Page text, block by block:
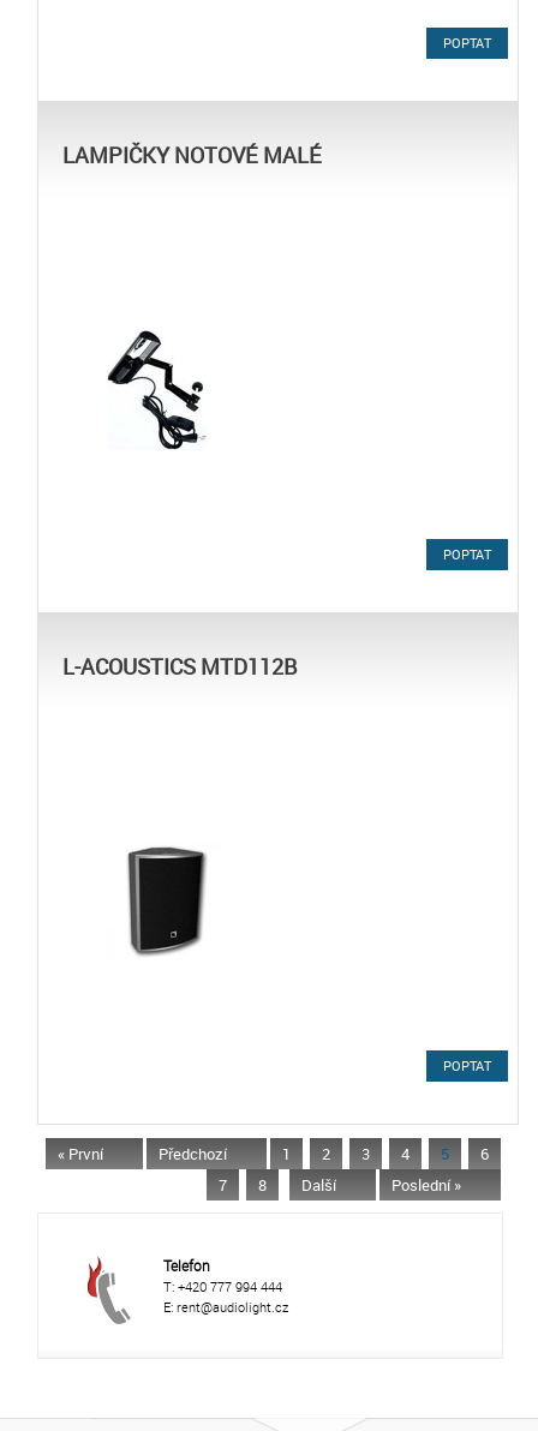
POPTAT
LAMPIČKY NOTOVÉ MALÉ
POPTAT
L-ACOUSTICS MTD112B
POPTAT
« První Předchozí 1 2 3 4 5
6
7
8 Další Poslední »
Telefon
T: +420 777 994 444
E: rent@audiolight.cz